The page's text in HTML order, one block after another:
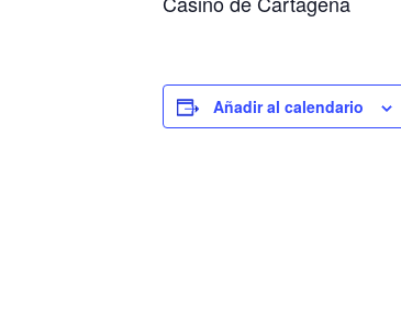
Añadir al calendario